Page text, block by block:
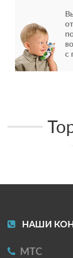
с
НАШИ
МТС